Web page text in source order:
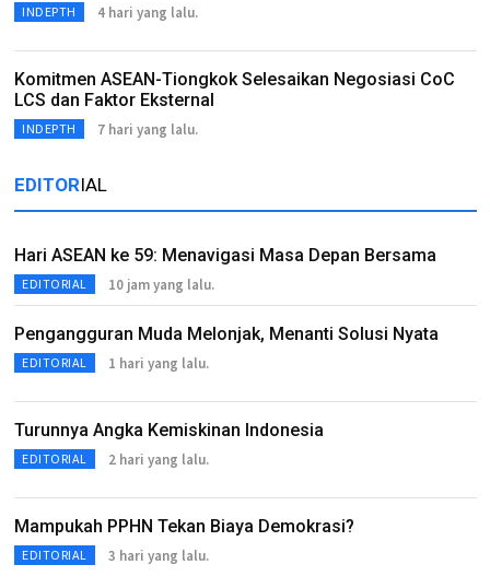
INDEPTH 4 hari yang lalu.
Komitmen ASEAN-Tiongkok Selesaikan Negosiasi CoC
LCS dan Faktor Eksternal
INDEPTH 7 hari yang lalu.
EDITORIAL
Hari ASEAN ke 59: Menavigasi Masa Depan Bersama
EDITORIAL 10 jam yang lalu.
Pengangguran Muda Melonjak, Menanti Solusi Nyata
EDITORIAL 1 hari yang lalu.
Turunnya Angka Kemiskinan Indonesia
EDITORIAL 2 hari yang lalu.
Mampukah PPHN Tekan Biaya Demokrasi?
EDITORIAL 3 hari yang lalu.